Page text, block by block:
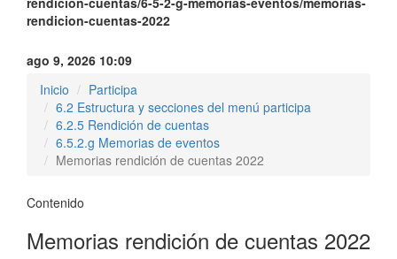
rendicion-cuentas-2022
ago 9, 2026 10:09
Inicio
Participa
6.2 Estructura y secciones del menú participa
6.2.5 Rendición de cuentas
6.5.2.g Memorias de eventos
Memorias rendición de cuentas 2022
Contenido
Memorias rendición de cuentas 2022